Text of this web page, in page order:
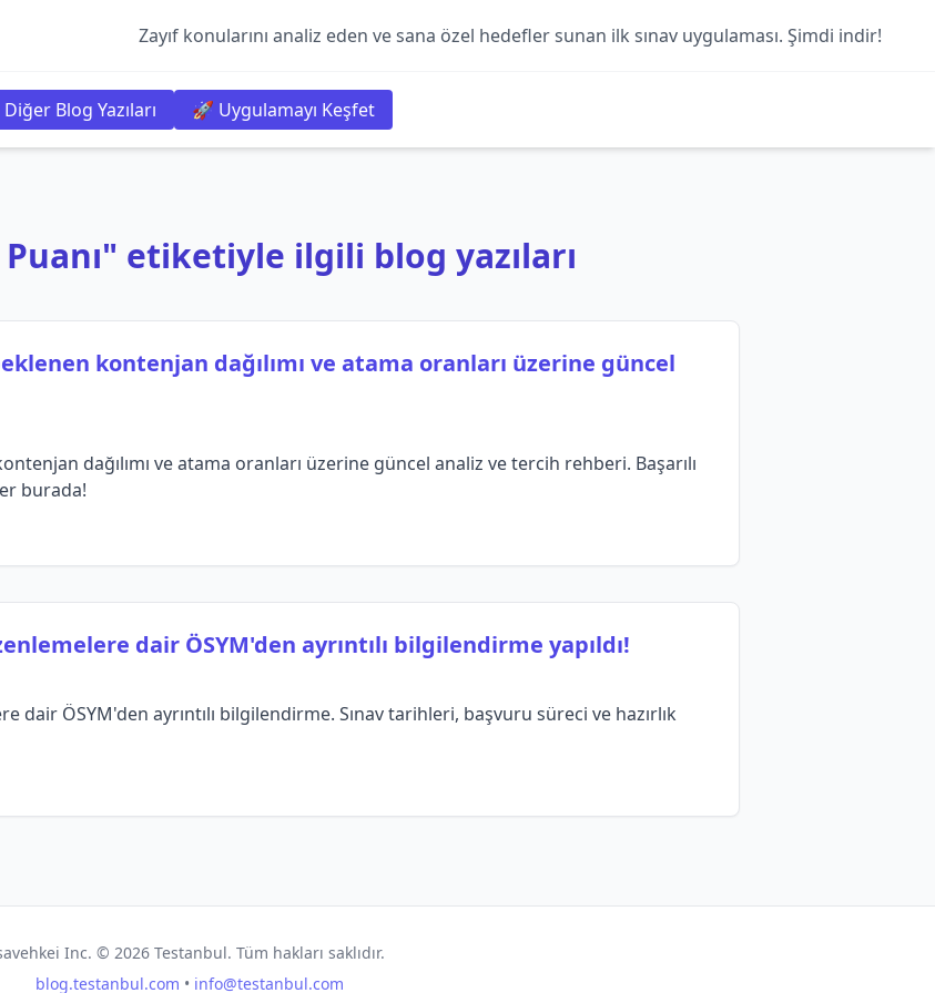
Zayıf konularını analiz eden ve sana özel hedefler sunan ilk sınav uygulaması. Şimdi indir!
Diğer Blog Yazıları 🚀 Uygulamayı Keşfet
Puanı" etiketiyle ilgili blog yazıları
kontenjan dağılımı ve atama oranları üzerine güncel
dağılımı ve atama oranları üzerine güncel analiz ve tercih rehberi. Başarılı
burada!
dair ÖSYM'den ayrıntılı bilgilendirme yapıldı!
dair ÖSYM'den ayrıntılı bilgilendirme. Sınav tarihleri, başvuru süreci ve hazırlık
Inc. © 2026Testanbul. Tüm hakları saklıdır.
blog.testanbul.com • info@testanbul.com